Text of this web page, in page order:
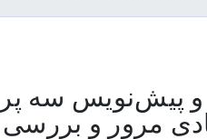
پیش‌نویس سه
مرور و